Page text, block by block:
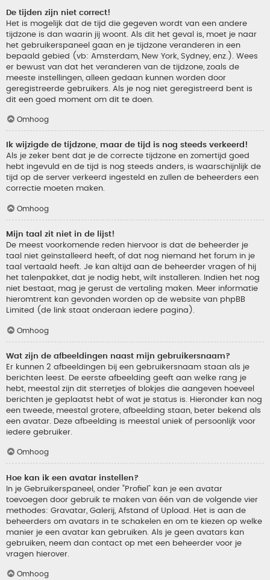
De tijden zijn niet correct!
Het is mogelijk dat de tijd die gegeven wordt van een andere
tijdzone is dan waarin jij woont. Als dit het geval is, moet je naar
het gebruikerspaneel gaan en je tijdzone veranderen in een
bepaald gebied (vb: Amsterdam, New York, Sydney, enz.). Wees
er bewust van dat het veranderen van de tijdzone, zoals de
meeste instellingen, alleen gedaan kunnen worden door
geregistreerde gebruikers. Als je nog niet geregistreerd bent is
dit een goed moment om dit te doen.
Omhoog
Ik wijzigde de tijdzone, maar de tijd is nog steeds verkeerd!
Als je zeker bent dat je de correcte tijdzone en zomertijd goed
hebt ingevuld en de tijd is nog steeds anders, is waarschijnlijk de
tijd op de server verkeerd ingesteld en zullen de beheerders een
correctie moeten maken.
Omhoog
Mijn taal zit niet in de lijst!
De meest voorkomende reden hiervoor is dat de beheerder je
taal niet geïnstalleerd heeft, of dat nog niemand het forum in je
taal vertaald heeft. Je kan altijd aan de beheerder vragen of hij
het talenpakket, dat je nodig hebt, wilt installeren. Indien het nog
niet bestaat, mag je gerust de vertaling maken. Meer informatie
hieromtrent kan gevonden worden op de website van phpBB
Limited (de link staat onderaan iedere pagina).
Omhoog
Wat zijn de afbeeldingen naast mijn gebruikersnaam?
Er kunnen 2 afbeeldingen bij een gebruikersnaam staan als je
berichten leest. De eerste afbeelding geeft aan welke rang je
hebt, meestal zijn dit sterretjes of blokjes die aangeven hoeveel
berichten je geplaatst hebt of wat je status is. Hieronder kan nog
een tweede, meestal grotere, afbeelding staan, beter bekend als
een avatar. Deze afbeelding is meestal uniek of persoonlijk voor
iedere gebruiker.
Omhoog
Hoe kan ik een avatar instellen?
In je Gebruikerspaneel, onder “Profiel” kan je een avatar
toevoegen door gebruik te maken van één van de volgende vier
methodes: Gravatar, Galerij, Afstand of Upload. Het is aan de
beheerders om avatars in te schakelen en om te kiezen op welke
manier je een avatar kan gebruiken. Als je geen avatars kan
gebruiken, neem dan contact op met een beheerder voor je
vragen hierover.
Omhoog